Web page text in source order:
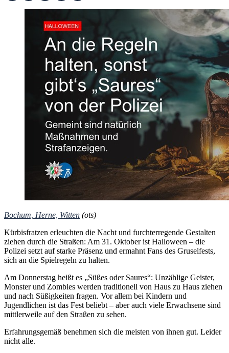
Bochum, Herne, Witten (ots)
Kürbisfratzen erleuchten die Nacht und furchterregende Gestalten
ziehen durch die Straßen: Am 31. Oktober ist Halloween – die
Polizei setzt auf starke Präsenz und ermahnt Fans des Gruselfests,
sich an die Spielregeln zu halten.
Am Donnerstag heißt es „Süßes oder Saures“: Unzählige Geister,
Monster und Zombies werden traditionell von Haus zu Haus ziehen
und nach Süßigkeiten fragen. Vor allem bei Kindern und
Jugendlichen ist das Fest beliebt – aber auch viele Erwachsene sind
mittlerweile auf den Straßen zu sehen.
Erfahrungsgemäß benehmen sich die meisten von ihnen gut. Leider
nicht alle.